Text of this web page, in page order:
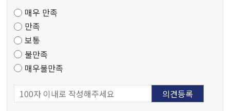
도
조
사
매우 만족
만족
보통
불만족
매우불만족